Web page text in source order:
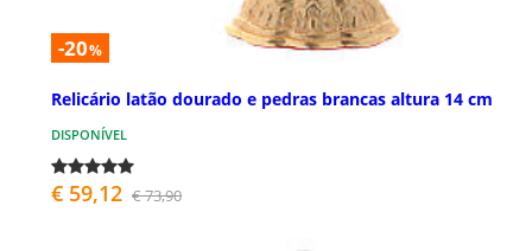
-20%
Relicário latão dourado e pedras brancas altura 14 cm
DISPONÍVEL
€ 59,12 € 73,90